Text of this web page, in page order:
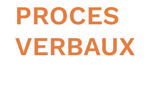
PROCES
VERBAUX